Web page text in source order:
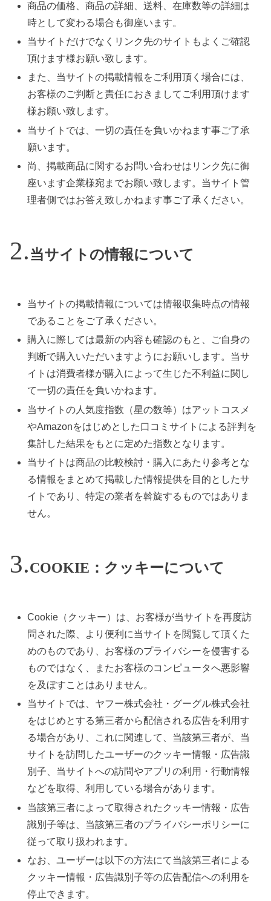
商品の価格、商品の詳細、送料、在庫数等の詳細は
時として変わる場合も御座います。
当サイトだけでなくリンク先のサイトもよくご確認
頂けます様お願い致します。
また、当サイトの掲載情報をご利用頂く場合には、
お客様のご判断と責任におきましてご利用頂けます
様お願い致します。
当サイトでは、一切の責任を負いかねます事ご了承
願います。
尚、掲載商品に関するお問い合わせはリンク先に御
座います企業様宛までお願い致します。当サイト管
理者側ではお答え致しかねます事ご了承ください。
当サイトの情報について
当サイトの掲載情報については情報収集時点の情報
であることをご了承ください。
購入に際しては最新の内容も確認のもと、ご自身の
判断で購入いただいますようにお願いします。当サ
イトは消費者様が購入によって生じた不利益に関し
て一切の責任を負いかねます。
当サイトの人気度指数（星の数等）はアットコスメ
やAmazonをはじめとした口コミサイトによる評判を
集計した結果をもとに定めた指数となります。
当サイトは商品の比較検討・購入にあたり参考とな
る情報をまとめて掲載した情報提供を目的としたサ
イトであり、特定の業者を斡旋するものではありま
せん。
COOKIE：クッキーについて
Cookie（クッキー）は、お客様が当サイトを再度訪
問された際、より便利に当サイトを閲覧して頂くた
めのものであり、お客様のプライバシーを侵害する
ものではなく、またお客様のコンピュータへ悪影響
を及ぼすことはありません。
当サイトでは、ヤフー株式会社・グーグル株式会社
をはじめとする第三者から配信される広告を利用す
る場合があり、これに関連して、当該第三者が、当
サイトを訪問したユーザーのクッキー情報・広告識
別子、当サイトへの訪問やアプリの利用・行動情報
などを取得、利用している場合があります。
当該第三者によって取得されたクッキー情報・広告
識別子等は、当該第三者のプライバシーポリシーに
従って取り扱われます。
なお、ユーザーは以下の方法にて当該第三者による
クッキー情報・広告識別子等の広告配信への利用を
停止できます。